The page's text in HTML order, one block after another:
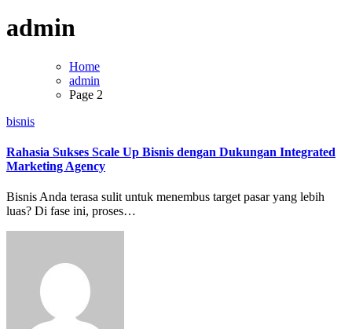
admin
Home
admin
Page 2
bisnis
Rahasia Sukses Scale Up Bisnis dengan Dukungan Integrated
Marketing Agency
Bisnis Anda terasa sulit untuk menembus target pasar yang lebih
luas? Di fase ini, proses…